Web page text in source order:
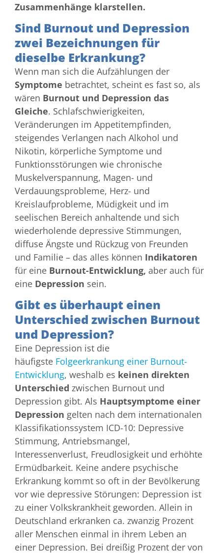
Zusammenhänge klarstellen.
Sind Burnout und Depression
zwei Bezeichnungen für
dieselbe Erkrankung?
Wenn man sich die Aufzählungen der
Symptome betrachtet, scheint es fast so, als
wären Burnout und Depression das
Gleiche. Schlafschwierigkeiten,
Veränderungen im Appetitempfinden,
steigendes Verlangen nach Alkohol und
Nikotin, körperliche Symptome und
Funktionsstörungen wie chronische
Muskelverspannung, Magen- und
Verdauungsprobleme, Herz- und
Kreislaufprobleme, Müdigkeit und im
seelischen Bereich anhaltende und sich
wiederholende depressive Stimmungen,
diffuse Ängste und Rückzug von Freunden
und Familie – das alles können Indikatoren
für eine Burnout-Entwicklung, aber auch für
eine Depression sein.
Gibt es überhaupt einen
Unterschied zwischen Burnout
und Depression?
Eine Depression ist die
häufigste Folgeerkrankung einer Burnout-
Entwicklung, weshalb es keinen direkten
Unterschied zwischen Burnout und
Depression gibt. Als Hauptsymptome einer
Depression gelten nach dem internationalen
Klassifikationssystem ICD-10: Depressive
Stimmung, Antriebsmangel,
Interessenverlust, Freudlosigkeit und erhöhte
Ermüdbarkeit. Keine andere psychische
Erkrankung kommt so oft in der Bevölkerung
vor wie depressive Störungen: Depression ist
zu einer Volkskrankheit geworden. Allein in
Deutschland erkranken ca. zwanzig Prozent
aller Menschen einmal in ihrem Leben an
einer Depression. Bei dreißig Prozent der von